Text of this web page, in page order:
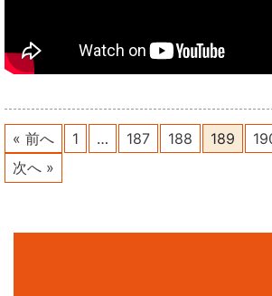
« 前へ 1 … 187 188 189
次へ »